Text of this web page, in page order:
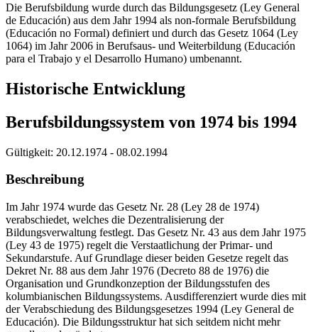
Die Berufsbildung wurde durch das Bildungsgesetz (Ley General
de Educación) aus dem Jahr 1994 als non-formale Berufsbildung
(Educación no Formal) definiert und durch das Gesetz 1064 (Ley
1064) im Jahr 2006 in Berufsaus- und Weiterbildung (Educación
para el Trabajo y el Desarrollo Humano) umbenannt.
Historische Entwicklung
Berufsbildungssystem von 1974 bis 1994
Gültigkeit: 20.12.1974 - 08.02.1994
Beschreibung
Im Jahr 1974 wurde das Gesetz Nr. 28 (Ley 28 de 1974)
verabschiedet, welches die Dezentralisierung der
Bildungsverwaltung festlegt. Das Gesetz Nr. 43 aus dem Jahr 1975
(Ley 43 de 1975) regelt die Verstaatlichung der Primar- und
Sekundarstufe. Auf Grundlage dieser beiden Gesetze regelt das
Dekret Nr. 88 aus dem Jahr 1976 (Decreto 88 de 1976) die
Organisation und Grundkonzeption der Bildungsstufen des
kolumbianischen Bildungssystems. Ausdifferenziert wurde dies mit
der Verabschiedung des Bildungsgesetzes 1994 (Ley General de
Educación). Die Bildungsstruktur hat sich seitdem nicht mehr